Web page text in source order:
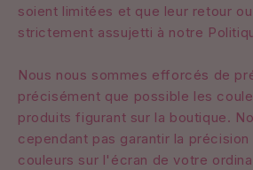
soient limitées et que leur retour
strictement assujetti à notre
Nous nous sommes efforcés de
précisément que possible les
produits figurant sur la boutique.
cependant pas garantir la
couleurs sur l'écran de votre